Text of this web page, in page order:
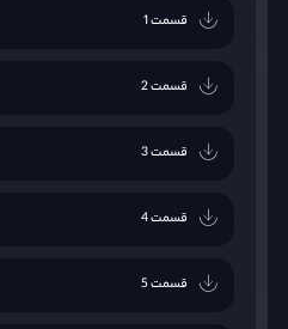
قسمت 1
قسمت 2
قسمت 3
قسمت 4
قسمت 5